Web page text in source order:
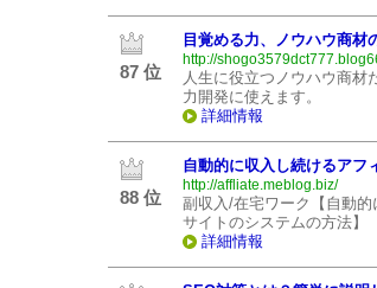
87 位
目覚める力、ノウハウ商材
http://
人生に役立つノウハウ商材
力開発に使えます。
詳細情報
88 位
自動的に収入し続けるアフ
http://affliate.meblog.biz/
副収入/在宅ワーク【自動
サイトのシステムの方法】
詳細情報